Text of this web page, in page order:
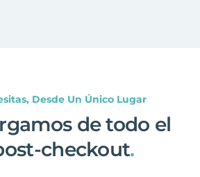
Desde Un Único Lugar
de todo el
checkout.